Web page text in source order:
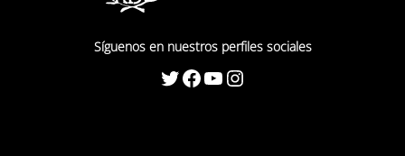
Síguenos en nuestros perfiles sociales
Twitter Facebook YouTube Instagram